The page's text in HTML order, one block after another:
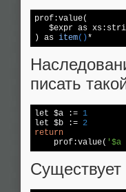
prof:value(
$expr as
) as item()*
писать
let $a := 1
let $b := 2
return
    prof:value(
'$a